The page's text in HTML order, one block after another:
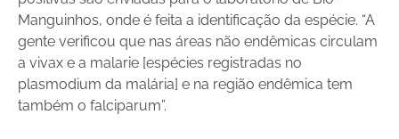
Manguinhos, onde é feita a identificação da espécie. “A
gente verificou que nas áreas não endêmicas circulam
a vivax e a malarie [espécies registradas no
plasmodium da malária] e na região endêmica tem
também o falciparum”.